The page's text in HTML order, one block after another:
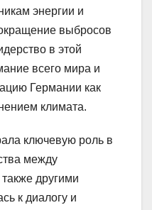
энергии и
выбросов
в этой
всего мира и
Германии как
климата.
ключевую роль в
между
другими
к диалогу и